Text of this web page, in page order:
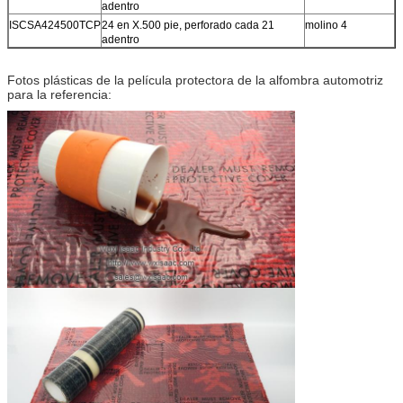
adentro
ISCSA424500TCP24 en X.500 pie, perforado cada 21
adentro
molino 4
Fotos plásticas de la película protectora de la alfombra automotriz
para la referencia: